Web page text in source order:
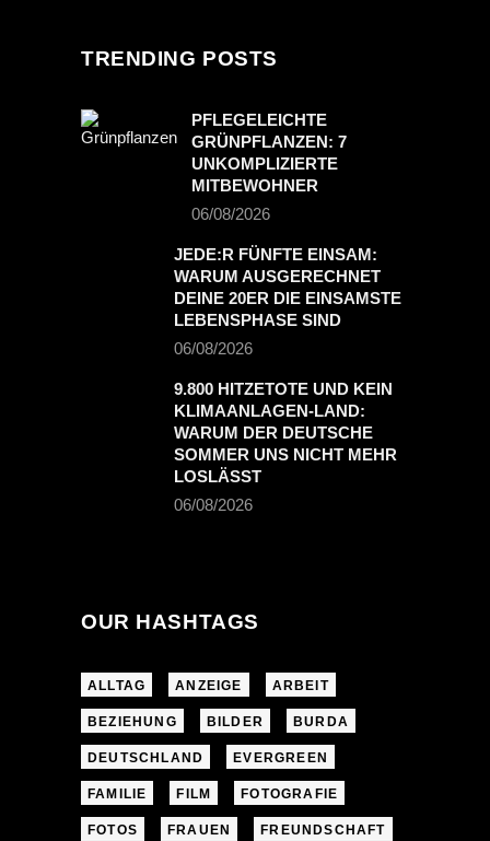
TRENDING POSTS
PFLEGELEICHTE
GRÜNPFLANZEN: 7
UNKOMPLIZIERTE
MITBEWOHNER
06/08/2026
JEDE:R FÜNFTE EINSAM:
WARUM AUSGERECHNET
DEINE 20ER DIE EINSAMSTE
LEBENSPHASE SIND
06/08/2026
9.800 HITZETOTE UND KEIN
KLIMAANLAGEN-LAND:
WARUM DER DEUTSCHE
SOMMER UNS NICHT MEHR
LOSLÄSST
06/08/2026
OUR HASHTAGS
ALLTAG ANZEIGE ARBEIT
BEZIEHUNG BILDER BURDA
DEUTSCHLAND EVERGREEN
FAMILIE FILM FOTOGRAFIE
FOTOS FRAUEN FREUNDSCHAFT